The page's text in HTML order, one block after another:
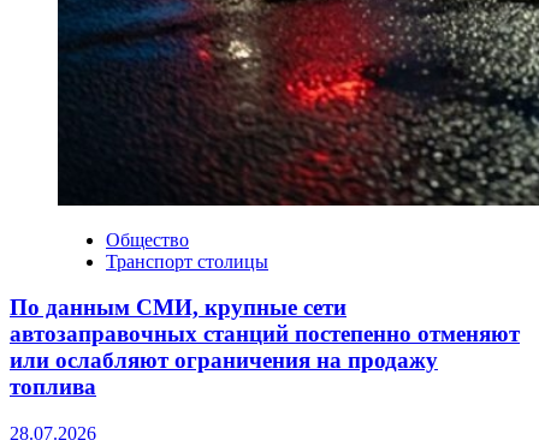
Общество
Транспорт столицы
По данным СМИ, крупные сети
автозаправочных станций постепенно отменяют
или ослабляют ограничения на продажу
топлива
28.07.2026